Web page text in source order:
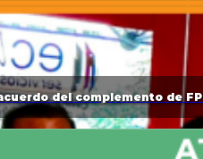
del complemento de